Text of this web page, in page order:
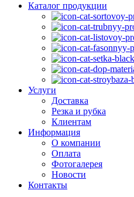
Каталог продукции
Услуги
Доставка
Резка и рубка
Клиентам
Информация
О компании
Оплата
Фотогалерея
Новости
Контакты